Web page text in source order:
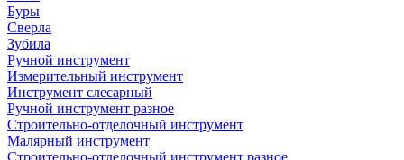
Буры
Сверла
Зубила
Ручной инструмент
Измерительный инструмент
Инструмент слесарный
Ручной инструмент разное
Строительно-отделочный инструмент
Малярный инструмент
Строительно-отделочный инструмент разное